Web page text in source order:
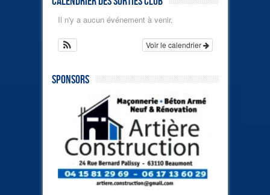
Il n'y a aucun événement à venir.
Voir le calendrier
Sponsors